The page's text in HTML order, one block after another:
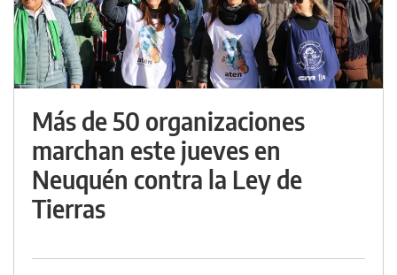
Más de 50 organizaciones
marchan este jueves en
Neuquén contra la Ley de
Tierras